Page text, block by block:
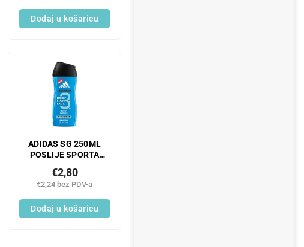
Dodaj u košaricu
ADIDAS SG 250ML
POSLIJE SPORTA
€2,24 bez PDV-a
€2,80
Dodaj u košaricu